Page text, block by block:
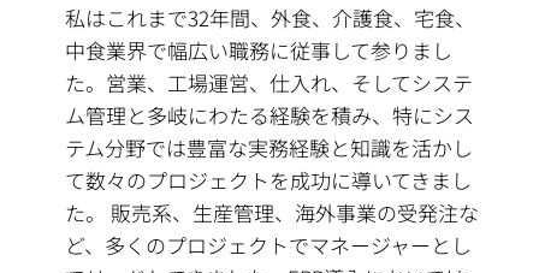
私はこれまで32年間、外食、介護食、宅食、
中食業界で幅広い職務に従事して参りまし
た。営業、工場運営、仕入れ、そしてシステ
ム管理と多岐にわたる経験を積み、特にシス
テム分野では豊富な実務経験と知識を活かし
て数々のプロジェクトを成功に導いてきまし
た。 販売系、生産管理、海外事業の受発注な
ど、多くのプロジェクトでマネージャーとし